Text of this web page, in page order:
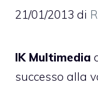
21/01/2013 di
IK Multimedia
successo alla